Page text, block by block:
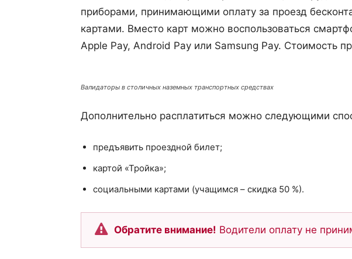
приборами, принимающими оплату за проезд
картами. Вместо карт можно воспользоваться
Apple Pay, Android Pay или Samsung Pay. Стоимость
Валидаторы в столичных наземных транспортных средствах
Дополнительно расплатиться можно следующими
предъявить проездной билет;
картой «Тройка»;
социальными картами (учащимся – скидка 50 %).
Обратите внимание! Водители оплату не